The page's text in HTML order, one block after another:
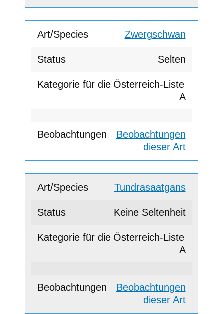
Zwergschwan
Selten
A
Beobachtungen
dieser Art
Tundrasaatgans
Keine Seltenheit
A
Beobachtungen
dieser Art